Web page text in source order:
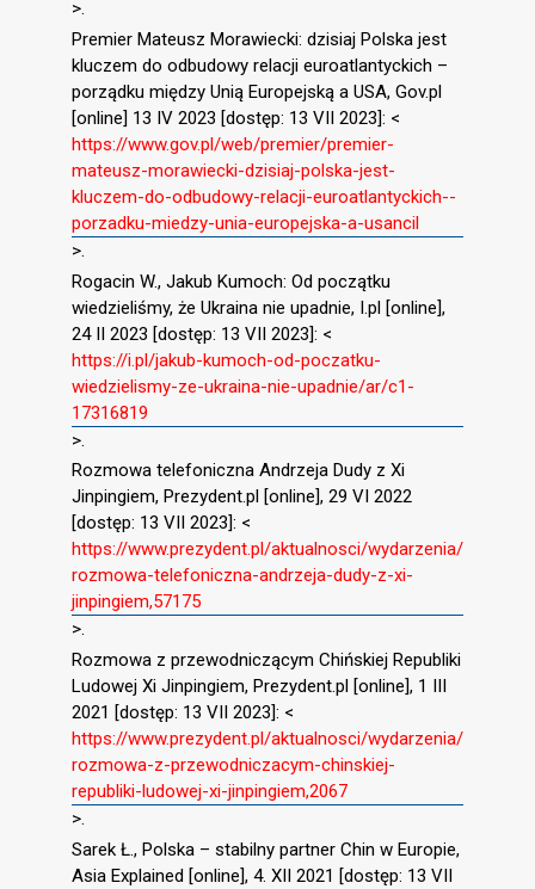
>.
Premier Mateusz Morawiecki: dzisiaj Polska jest
kluczem do odbudowy relacji euroatlantyckich –
porządku między Unią Europejską a USA, Gov.pl
[online] 13 IV 2023 [dostęp: 13 VII 2023]: <
https://www.gov.pl/web/premier/premier-
mateusz-morawiecki-dzisiaj-polska-jest-
kluczem-do-odbudowy-relacji-euroatlantyckich--
porzadku-miedzy-unia-europejska-a-usancil
>.
Rogacin W., Jakub Kumoch: Od początku
wiedzieliśmy, że Ukraina nie upadnie, I.pl [online],
24 II 2023 [dostęp: 13 VII 2023]: <
https://i.pl/jakub-kumoch-od-poczatku-
wiedzielismy-ze-ukraina-nie-upadnie/ar/c1-
17316819
>.
Rozmowa telefoniczna Andrzeja Dudy z Xi
Jinpingiem, Prezydent.pl [online], 29 VI 2022
[dostęp: 13 VII 2023]: <
https://www.prezydent.pl/aktualnosci/wydarzenia/
rozmowa-telefoniczna-andrzeja-dudy-z-xi-
jinpingiem,57175
>.
Rozmowa z przewodniczącym Chińskiej Republiki
Ludowej Xi Jinpingiem, Prezydent.pl [online], 1 III
2021 [dostęp: 13 VII 2023]: <
https://www.prezydent.pl/aktualnosci/wydarzenia/
rozmowa-z-przewodniczacym-chinskiej-
republiki-ludowej-xi-jinpingiem,2067
>.
Sarek Ł., Polska – stabilny partner Chin w Europie,
Asia Explained [online], 4. XII 2021 [dostęp: 13 VII